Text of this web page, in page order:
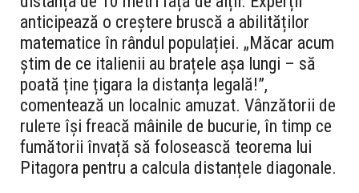
anticipează o creștere bruscă a abilităților
matematice în rândul populației. „Măcar acum
știm de ce italienii au brațele așa lungi – să
poată ține țigara la distanța legală!”,
comentează un localnic amuzat. Vânzătorii de
rulете își freacă mâinile de bucurie, în timp ce
fumătorii învață să folosească teorema lui
Pitagora pentru a calcula distanțele diagonale.